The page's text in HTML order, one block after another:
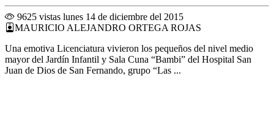
9625 vistas lunes 14 de diciembre del 2015
MAURICIO ALEJANDRO ORTEGA ROJAS
Una emotiva Licenciatura vivieron los pequeños del nivel medio
mayor del Jardín Infantil y Sala Cuna “Bambi” del Hospital San
Juan de Dios de San Fernando, grupo “Las ...